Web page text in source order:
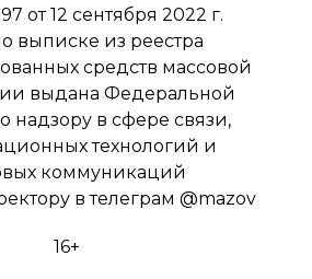
от 12 сентября 2022 г.
выписке из реестра
средств массовой
выдана Федеральной
надзору в сфере связи,
технологий и
коммуникаций
в телеграм @mazov
16+